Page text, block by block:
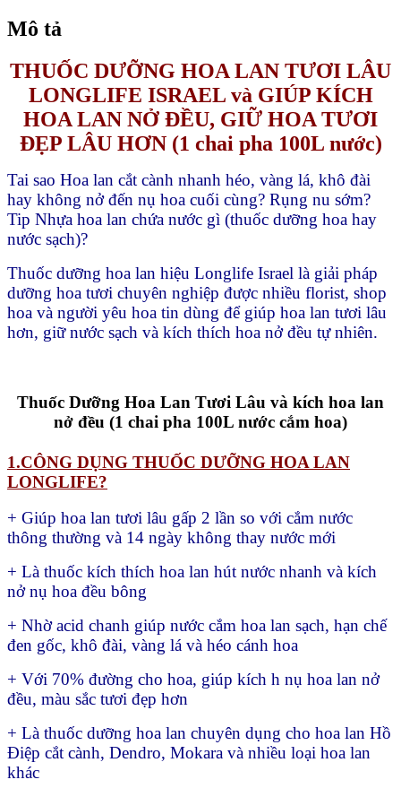
đều
(1
pha
100L
nước
cắm
hoa)
Mô tả
THUỐC DƯỠNG HOA LAN TƯƠI LÂU
LONGLIFE ISRAEL và GIÚP KÍCH
HOA LAN NỞ ĐỀU, GIỮ HOA TƯƠI
ĐẸP LÂU HƠN (1 chai pha 100L nước)
Tai sao Hoa lan cắt cành nhanh héo, vàng lá, khô đài
hay không nở đến nụ hoa cuối cùng? Rụng nu sớm?
Tip Nhựa hoa lan chứa nước gì (thuốc dưỡng hoa hay
nước sạch)?
Thuốc dưỡng hoa lan hiệu Longlife Israel là giải pháp
dưỡng hoa tươi chuyên nghiệp được nhiều florist, shop
hoa và người yêu hoa tin dùng để giúp hoa lan tươi lâu
hơn, giữ nước sạch và kích thích hoa nở đều tự nhiên.
Thuốc Dưỡng Hoa Lan Tươi Lâu và kích hoa lan
nở đều (1 chai pha 100L nước cắm hoa)
1.CÔNG DỤNG THUỐC DƯỠNG HOA LAN
LONGLIFE?
+ Giúp hoa lan tươi lâu gấp 2 lần so với cắm nước
thông thường và 14 ngày không thay nước mới
+ Là thuốc kích thích hoa lan hút nước nhanh và kích
nở nụ hoa đều bông
+ Nhờ acid chanh giúp nước cắm hoa lan sạch, hạn chế
đen gốc, khô đài, vàng lá và héo cánh hoa
+ Với 70% đường cho hoa, giúp kích h nụ hoa lan nở
đều, màu sắc tươi đẹp hơn
+ Là thuốc dưỡng hoa lan chuyên dụng cho hoa lan Hồ
Điệp cắt cành, Dendro, Mokara và nhiều loại hoa lan
khác